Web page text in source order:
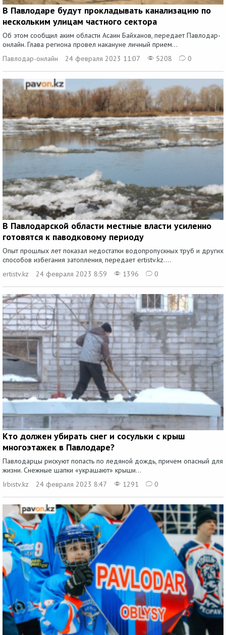
В Павлодаре будут прокладывать канализацию по
нескольким улицам частного сектора
Об этом сообщил аким области Асаин Байханов, передает Павлодар-
онлайн. Глава региона провел накануне личный прием...
Павлодар-онлайн
24 февраля 2023 11:07 5208 0
В Павлодарской области местные власти усиленно
готовятся к паводковому периоду
Опыт прошлых лет показал недостатки водопропускных труб и других
способов избегания затопления, передает ertistv.kz....
ertistv.kz
24 февраля 2023 8:59 1396 0
Кто должен убирать снег и сосульки с крыш
многоэтажек в Павлодаре?
Павлодарцы рискуют попасть по ледяной дождь, причем опасный для
жизни. Снежные шапки «украшают» крыши...
Irbistv.kz
24 февраля 2023 8:47 1291 0